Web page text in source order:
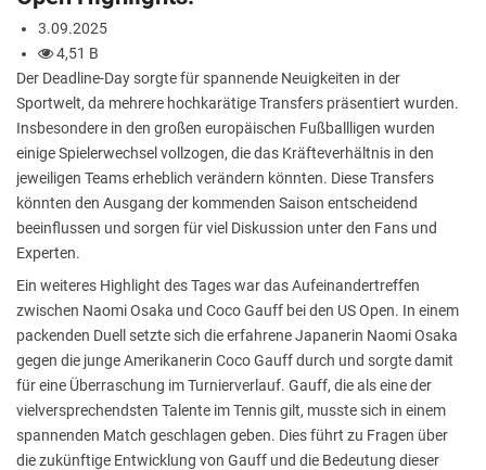
3.09.2025
4,51 B
Der Deadline-Day sorgte für spannende Neuigkeiten in der
Sportwelt, da mehrere hochkarätige Transfers präsentiert wurden.
Insbesondere in den großen europäischen Fußballligen wurden
einige Spielerwechsel vollzogen, die das Kräfteverhältnis in den
jeweiligen Teams erheblich verändern könnten. Diese Transfers
könnten den Ausgang der kommenden Saison entscheidend
beeinflussen und sorgen für viel Diskussion unter den Fans und
Experten.
Ein weiteres Highlight des Tages war das Aufeinandertreffen
zwischen Naomi Osaka und Coco Gauff bei den US Open. In einem
packenden Duell setzte sich die erfahrene Japanerin Naomi Osaka
gegen die junge Amerikanerin Coco Gauff durch und sorgte damit
für eine Überraschung im Turnierverlauf. Gauff, die als eine der
vielversprechendsten Talente im Tennis gilt, musste sich in einem
spannenden Match geschlagen geben. Dies führt zu Fragen über
die zukünftige Entwicklung von Gauff und die Bedeutung dieser